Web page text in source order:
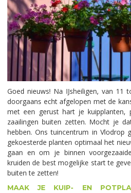
Goed nieuws! Na IJsheiligen, van
doorgaans echt afgelopen met de
met een gerust hart je kuipplanten,
zaailingen buiten zetten. Mocht je
hebben. Ons tuincentrum in
gekoesterde planten optimaal het
gaan en om je binnen
kruiden de best mogelijke start te
buiten te zetten!
MAAK JE KUIP- EN